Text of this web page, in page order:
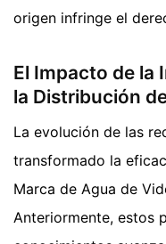
origen infringe el
El Impacto de la
la Distribución
La evolución de las
transformado la
Marca de Agua de
Anteriormente, estos